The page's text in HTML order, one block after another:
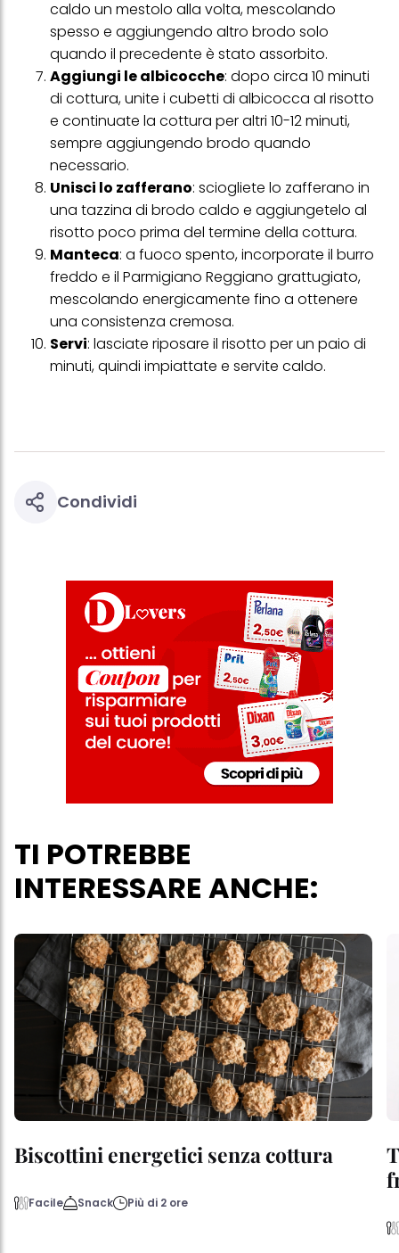
caldo un mestolo alla volta, mescolando
spesso e aggiungendo altro brodo solo
quando il precedente è stato assorbito.
Aggiungi le albicocche: dopo circa 10 minuti
di cottura, unite i cubetti di albicocca al risotto
e continuate la cottura per altri 10-12 minuti,
sempre aggiungendo brodo quando
necessario.
Unisci lo zafferano: sciogliete lo zafferano in
una tazzina di brodo caldo e aggiungetelo al
risotto poco prima del termine della cottura.
Manteca: a fuoco spento, incorporate il burro
freddo e il Parmigiano Reggiano grattugiato,
mescolando energicamente fino a ottenere
una consistenza cremosa.
Servi: lasciate riposare il risotto per un paio di
minuti, quindi impiattate e servite caldo.
Condividi
TI POTREBBE
INTERESSARE ANCHE:
Biscottini energetici senza cottura
Facile Snack Più di 2 ore
web e altri media (di terzi) tramite i dispositivi assegnati a te o
alla tua famiglia, nonché per misurare e ottimizzare il successo
delle campagne pubblicitarie.
Puoi trovare maggiori informazioni sul trattamento dei tuoi dati
nella nostra Informativa sulla protezione dei dati collegata nel piè
di pagina (Sezione "Cookie, Pixel, Impronte digitali e tecnologie
simili"). Puoi revocare il tuo consenso in qualsiasi momento con
effetto per il futuro disabilitando i cookie sul nostro sito web nella
sezione "Impostazioni cookie" collegata nel piè di pagina. Per
ulteriori informazioni sui cookie utilizzati su questo sito Web, in
particolare sul loro periodo di conservazione, consultare le
informazioni dettagliate su ciascun cookie disponibili facendo
clic su "modifica" di seguito".
Se fai clic su "Modifica" potrai trovare maggiori informazioni sul
trattamento dei tuoi dati / sull'uso dei cookie e consentirli per uno o
più degli scopi sopra menzionati. Cliccando su "Accetta tutto",
acconsenti all'uso dei cookie e al trattamento dei tuoi dati
personali per tutte le finalità sopra indicate. Se fai clic su "Rifiuta",
verranno utilizzati solo i cookie tecnicamente necessari per fornirti
questo sito web.